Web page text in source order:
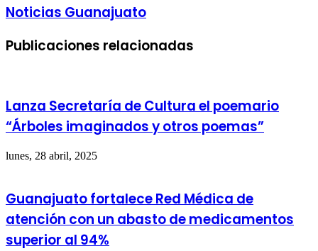
Noticias Guanajuato
Publicaciones relacionadas
Lanza Secretaría de Cultura el poemario
“Árboles imaginados y otros poemas”
lunes, 28 abril, 2025
Guanajuato fortalece Red Médica de
atención con un abasto de medicamentos
superior al 94%